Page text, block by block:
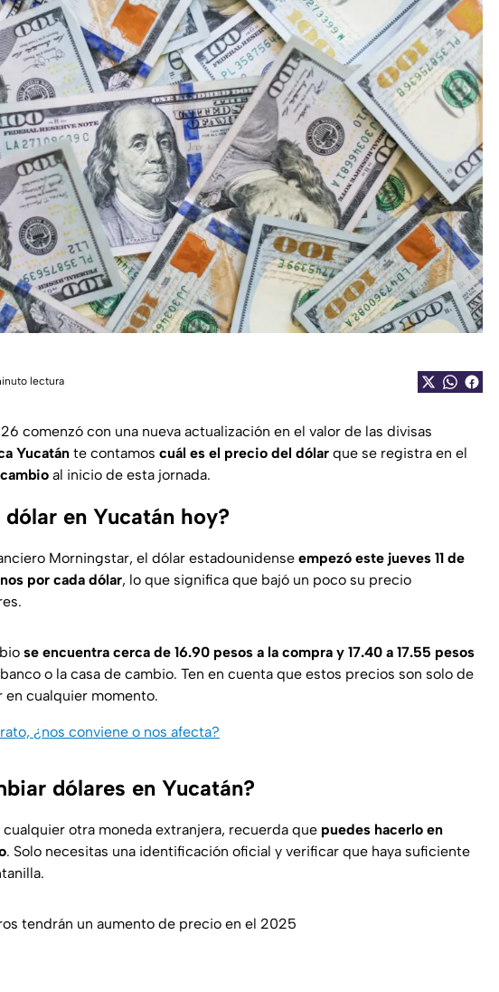
lectura
comenzó con una nueva actualización en el valor de las divisas
Yucatán te contamos cuál es el precio del dólar que se registra en el
al inicio de esta jornada.
en Yucatán hoy?
Morningstar, el dólar estadounidense empezó este jueves 11 de
por cada dólar, lo que significa que bajó un poco su precio
se encuentra cerca de 16.90 pesos a la compra y 17.40 a 17.55 pesos
o la casa de cambio. Ten en cuenta que estos precios son solo de
en cualquier momento.
¿nos conviene o nos afecta?
dólares en Yucatán?
otra moneda extranjera, recuerda que puedes hacerlo en
. Solo necesitas una identificación oficial y verificar que haya suficiente
tendrán un aumento de precio en el 2025